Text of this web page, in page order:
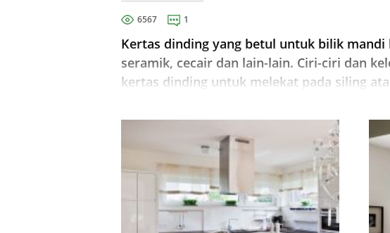
6567 1
Kertas dinding yang betul untuk bilik mandi
seramik, cecair dan lain-lain. Ciri-ciri dan
kertas dinding untuk melekat pada siling